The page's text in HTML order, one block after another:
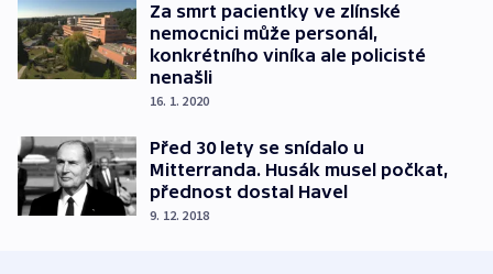
Za smrt pacientky ve zlínské
nemocnici může personál,
konkrétního viníka ale policisté
nenašli
16. 1. 2020
Před 30 lety se snídalo u
Mitterranda. Husák musel počkat,
přednost dostal Havel
9. 12. 2018